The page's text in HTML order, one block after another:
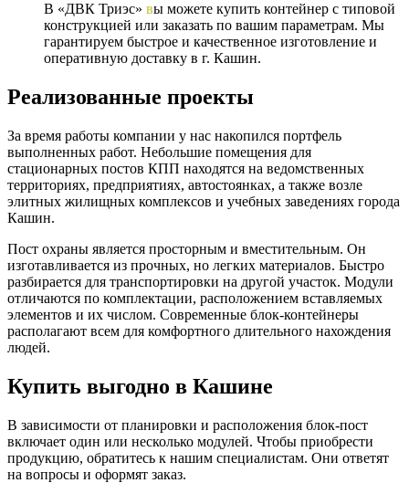
В «ДВК Триэс» вы можете купить контейнер с типовой
конструкцией или заказать по вашим параметрам. Мы
гарантируем быстрое и качественное изготовление и
оперативную доставку в г. Кашин.
Реализованные проекты
За время работы компании у нас накопился портфель
выполненных работ. Небольшие помещения для
стационарных постов КПП находятся на ведомственных
территориях, предприятиях, автостоянках, а также возле
элитных жилищных комплексов и учебных заведениях города
Кашин.
Пост охраны является просторным и вместительным. Он
изготавливается из прочных, но легких материалов. Быстро
разбирается для транспортировки на другой участок. Модули
отличаются по комплектации, расположением вставляемых
элементов и их числом. Современные блок-контейнеры
располагают всем для комфортного длительного нахождения
людей.
Купить выгодно в Кашине
В зависимости от планировки и расположения блок-пост
включает один или несколько модулей. Чтобы приобрести
продукцию, обратитесь к нашим специалистам. Они ответят
на вопросы и оформят заказ.